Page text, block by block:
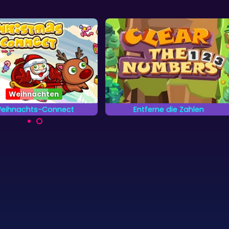
Entferne die Zahlen Mahjong klassisch